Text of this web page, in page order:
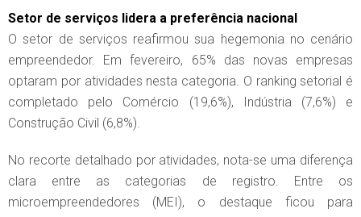
Setor de serviços lidera a preferência nacional
O setor de serviços reafirmou sua hegemonia no cenário
empreendedor. Em fevereiro, 65% das novas empresas
optaram por atividades nesta categoria. O ranking setorial é
completado pelo Comércio (19,6%), Indústria (7,6%) e
Construção Civil (6,8%).
No recorte detalhado por atividades, nota-se uma diferença
clara entre as categorias de registro. Entre os
microempreendedores (MEI), o destaque ficou para